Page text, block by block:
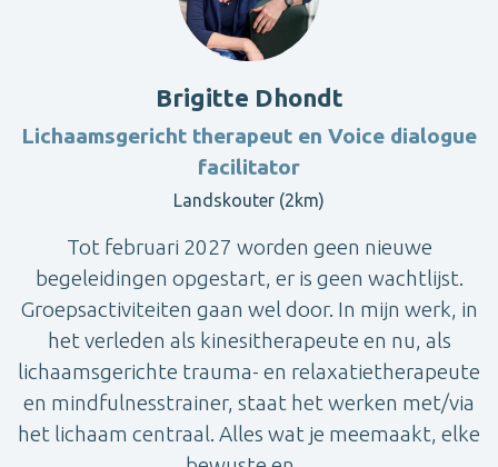
Brigitte Dhondt
Lichaamsgericht therapeut en Voice dialogue
facilitator
Landskouter (2km)
Tot februari 2027 worden geen nieuwe
begeleidingen opgestart, er is geen wachtlijst.
Groepsactiviteiten gaan wel door. In mijn werk, in
het verleden als kinesitherapeute en nu, als
lichaamsgerichte trauma- en relaxatietherapeute
en mindfulnesstrainer, staat het werken met/via
het lichaam centraal. Alles wat je meemaakt, elke